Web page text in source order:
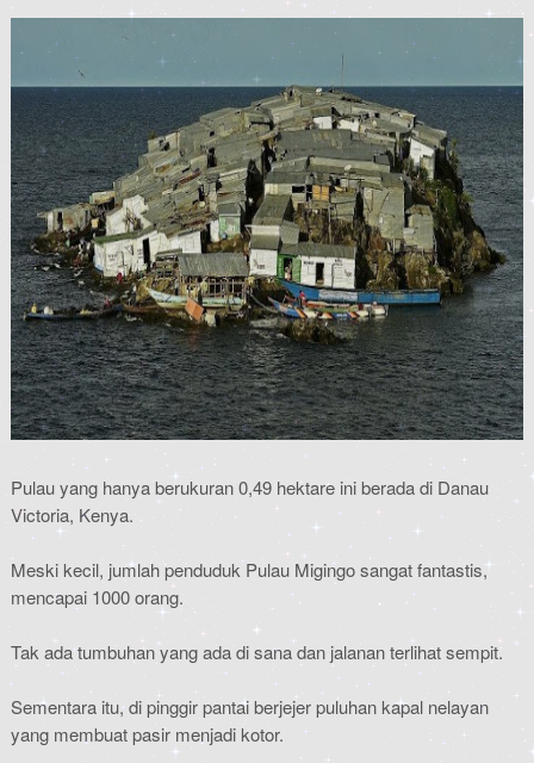
Pulau yang hanya berukuran 0,49 hektare ini berada di Danau
Victoria, Kenya.
Meski kecil, jumlah penduduk Pulau Migingo sangat fantastis,
mencapai 1000 orang.
Tak ada tumbuhan yang ada di sana dan jalanan terlihat sempit.
Sementara itu, di pinggir pantai berjejer puluhan kapal nelayan
yang membuat pasir menjadi kotor.